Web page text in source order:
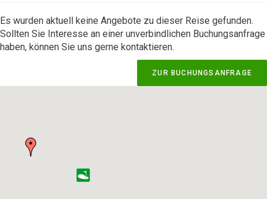
Es wurden aktuell keine Angebote zu dieser Reise gefunden.
Sollten Sie Interesse an einer unverbindlichen Buchungsanfrage
haben, können Sie uns gerne kontaktieren.
ZUR BUCHUNGSANFRAGE